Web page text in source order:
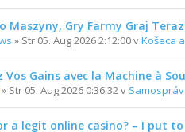
Maszyny, Gry Farmy Graj Teraz
» Str 05. Aug 2026 2:12:00 vKošeca
Vos Gains avec la Machine à
» Str 05. Aug 2026 0:36:32 v
a legit online casino? – I put